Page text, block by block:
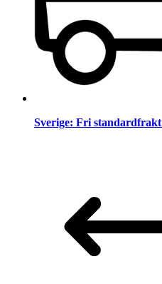
Sverige: Fri standardfrakt